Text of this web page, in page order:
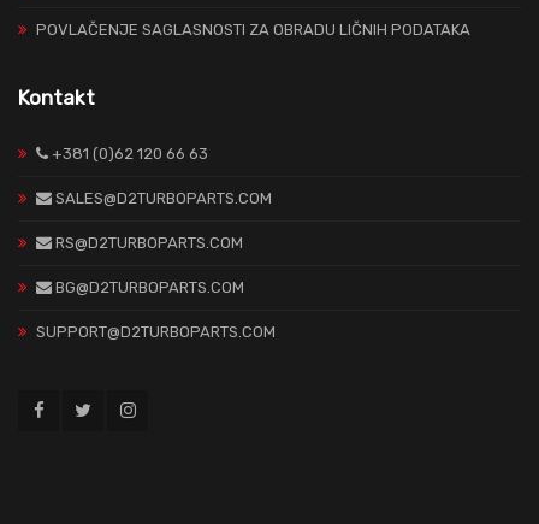
POVLAČENJE SAGLASNOSTI ZA OBRADU LIČNIH PODATAKA
Kontakt
+381 (0)62 120 66 63
SALES@D2TURBOPARTS.COM
RS@D2TURBOPARTS.COM
BG@D2TURBOPARTS.COM
SUPPORT@D2TURBOPARTS.COM